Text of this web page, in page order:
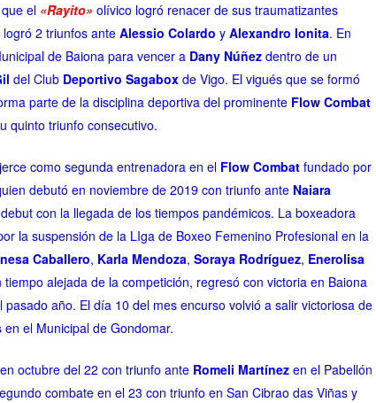
el «Rayito» olívico logró renacer de sus traumatizantes
2 triunfos ante Alessio Colardo y Alexandro Ionita. En
de Baiona para vencer a Dany Núñezdentro de un
del Club Deportivo Sagaboxde Vigo. El vigués que se formó
parte de la disciplina deportiva del prominente Flow Combat
quinto triunfo consecutivo.
como segunda entrenadora en el Flow Combatfundado por
debutó en noviembre de 2019 con triunfo ante Naiara
con la llegada de los tiempos pandémicos. La boxeadora
la suspensión de la LIga de Boxeo Femenino Profesional en la
Caballero, Karla Mendoza, Soraya Rodríguez, Enerolisa
tiempo alejada de la competición, regresó con victoria en Baiona
año. El día 10 del mes encurso volvió a salir victoriosa de
en el Municipal de Gondomar.
octubre del 22 con triunfo ante Romeli Martínezen el Pabellón
combate en el 23 con triunfo en San Cibrao das Viñas y